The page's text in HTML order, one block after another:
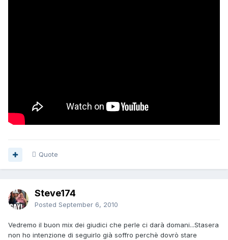
Quote
Steve174
Posted September 6, 2010
Vedremo il buon mix dei giudici che perle ci darà domani...Stasera
non ho intenzione di seguirlo già soffro perchè dovrò stare